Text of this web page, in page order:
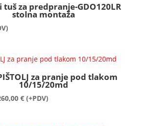
tuš za predpranje-GDO120LR
stolna montaža
za pranje pod tlakom
10/15/20md
€Raspon
(+PDV)